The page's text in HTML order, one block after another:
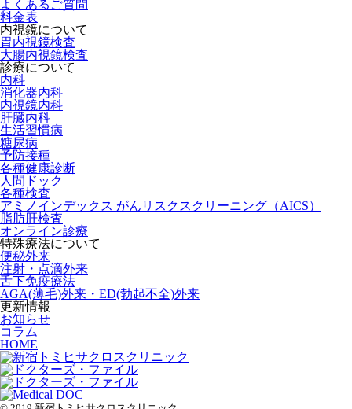
よくあるご質問
料金表
内視鏡について
胃内視鏡検査
大腸内視鏡検査
診療について
内科
消化器内科
内視鏡内科
肝臓内科
生活習慣病
糖尿病
予防接種
各種健康診断
人間ドック
各種検査
アミノインデックス がんリスクスクリーニング（AICS）
脂肪肝検査
オンライン診療
特殊療法について
便秘外来
注射・点滴外来
舌下免疫療法
AGA(薄毛)外来・ED(勃起不全)外来
更新情報
お知らせ
コラム
HOME